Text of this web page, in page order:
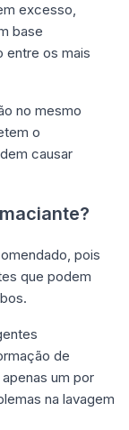
excesso,
base
entre os mais
no mesmo
o
causar
pois
que podem
de
um por
na lavagem